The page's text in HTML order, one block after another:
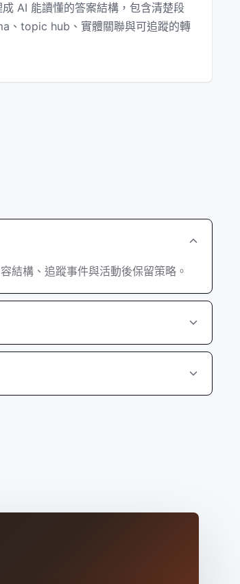
AI 能讀懂的答案結構，包含清楚段
、topic hub、實體關聯與可追蹤的轉
結構、追蹤事件與活動後保留策略。